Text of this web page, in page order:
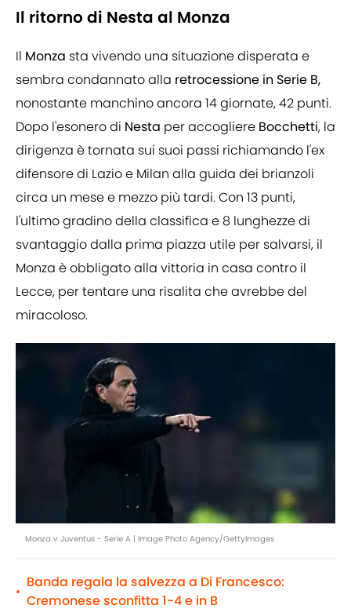
Il ritorno di Nesta al Monza
Il Monza sta vivendo una situazione disperata e
sembra condannato alla retrocessione in Serie B,
nonostante manchino ancora 14 giornate, 42 punti.
Dopo l'esonero di Nesta per accogliere Bocchetti, la
dirigenza è tornata sui suoi passi richiamando l'ex
difensore di Lazio e Milan alla guida dei brianzoli
circa un mese e mezzo più tardi. Con 13 punti,
l'ultimo gradino della classifica e 8 lunghezze di
svantaggio dalla prima piazza utile per salvarsi, il
Monza è obbligato alla vittoria in casa contro il
Lecce, per tentare una risalita che avrebbe del
miracoloso.
Monza v Juventus - Serie A | Image Photo Agency/GettyImages
•
Banda regala la salvezza a Di Francesco:
Cremonese sconfitta 1-4 e in B